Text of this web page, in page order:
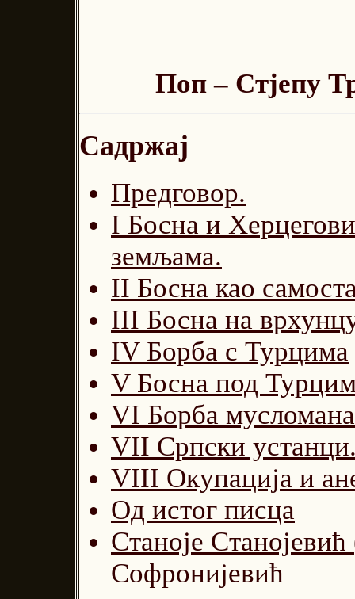
Поп – Стјепу
Садржај
Предговор.
I Босна и
земљама.
II Босна као
III Босна на
IV Борба с Турцима
V Босна под
VI Борба
VII Српски
VIII Окупација и
Од истог писца
Станоје
Софронијевић